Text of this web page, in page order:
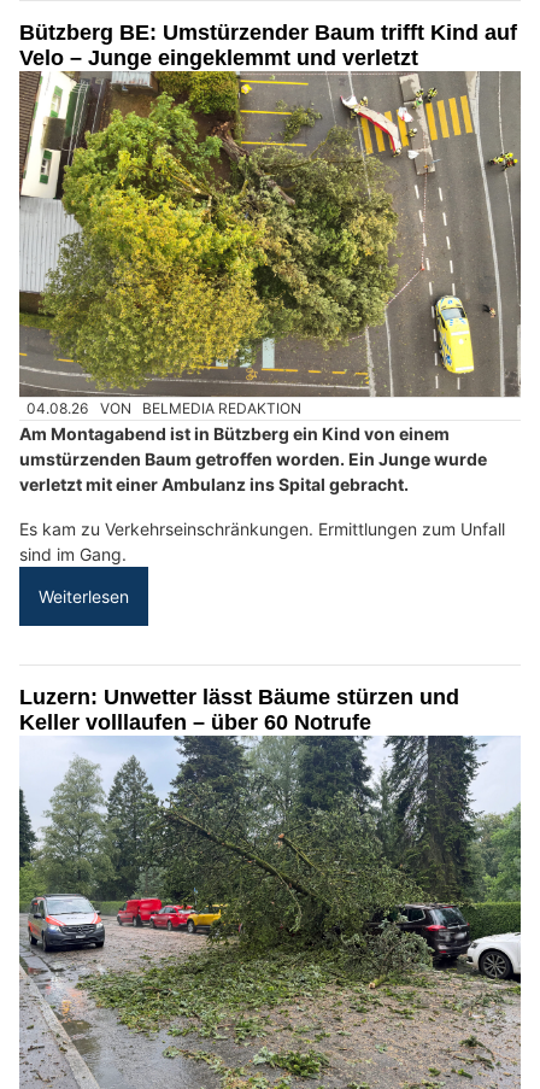
Bützberg BE: Umstürzender Baum trifft Kind auf
Velo – Junge eingeklemmt und verletzt
04.08.26 VON BELMEDIA REDAKTION
Am Montagabend ist in Bützberg ein Kind von einem
umstürzenden Baum getroffen worden. Ein Junge wurde
verletzt mit einer Ambulanz ins Spital gebracht.
Es kam zu Verkehrseinschränkungen. Ermittlungen zum Unfall
sind im Gang.
Weiterlesen
Luzern: Unwetter lässt Bäume stürzen und
Keller volllaufen – über 60 Notrufe